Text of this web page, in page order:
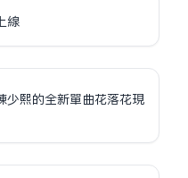
線
少熙的全新單曲花落花現